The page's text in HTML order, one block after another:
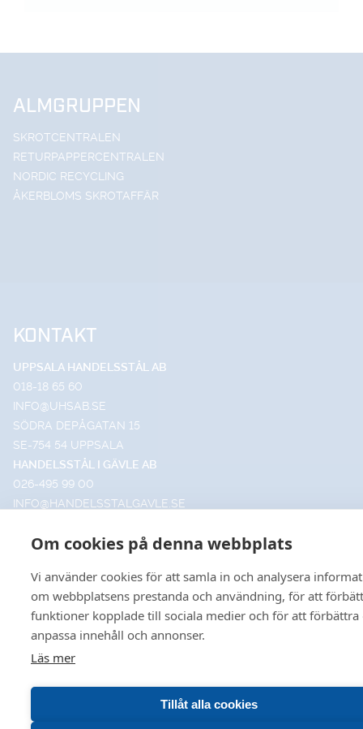
Om cookies på denna webbplats
Vi använder cookies för att samla in och analysera
om webbplatsens prestanda och användning, för att
funktioner kopplade till sociala medier och för att förbättra
anpassa innehåll och annonser.
Läs mer
Tillåt alla cookies
VÅR HEMSIDA ANVÄNDER COOKIES FÖR
ANVÄNDBARHET OCH ÖKAD RELEVANS INOM
ALMGRUPPEN
SKROTCENTRALEN
RETURPAPPERCENTRALEN
NORDIC RECYCLING
ÅKERBLOMS SKROTAFFÄR
KONTAKT
UPPSALA HANDELSSTÅL AB
018-18 65 60
INFO@UHSAB.SE
SÖDRA DEPÅGATAN 15
SE-754 54 UPPSALA
HANDELSSTÅL I GÄVLE AB
026-495 99 00
INFO@HANDELSSTALGAVLE.SE
803 09 GÄVLE
© 2026 Uppsala • Gävle
Leveransvillkor •Försäljningsvillkor